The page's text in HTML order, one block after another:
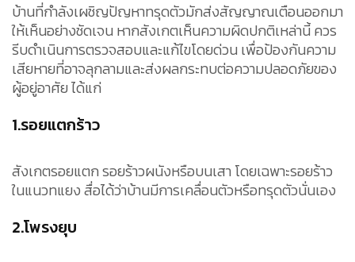
บ้านที่กำลังเผชิญปัญหาทรุดตัวมักส่งสัญญาณเตือนออกมา
ให้เห็นอย่างชัดเจน หากสังเกตเห็นความผิดปกติเหล่านี้ ควร
รีบดำเนินการตรวจสอบและแก้ไขโดยด่วน เพื่อป้องกันความ
เสียหายที่อาจลุกลามและส่งผลกระทบต่อความปลอดภัยของ
ผู้อยู่อาศัย ได้แก่
1.รอยแตกร้าว
สังเกตรอยแตกรอยร้าวผนังหรือบนเสา โดยเฉพาะรอยร้าว
ในแนวทแยง สื่อได้ว่าบ้านมีการเคลื่อนตัวหรือทรุดตัวนั่นเอง
2.โพรงยุบ